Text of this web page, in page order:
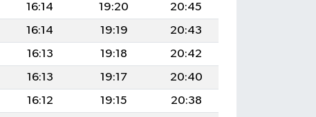
16:14 19:20
20:45
16:14 19:19
20:43
16:13 19:18
20:42
16:13 19:17
20:40
16:12 19:15
20:38